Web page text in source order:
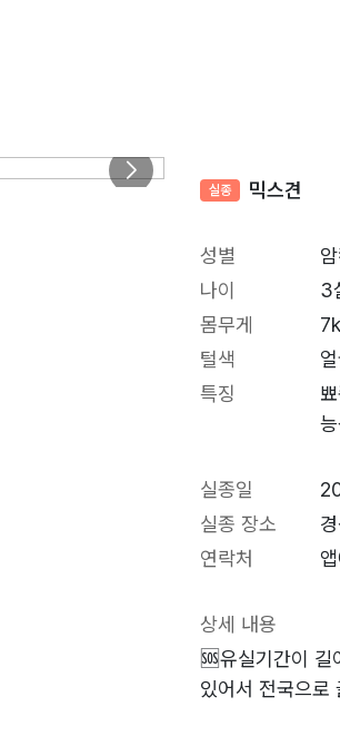
실종 믹스견
성별
나이
3
몸무게
털색
특징
실종일
실종 장소
연락처
상세 내용
🆘️유실기간이 길
있어서 전국으로